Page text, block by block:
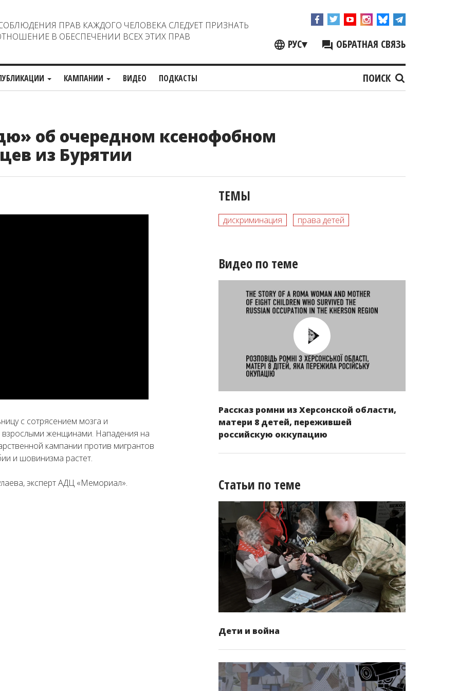
ПРАВ КАЖДОГО ЧЕЛОВЕКА СЛЕДУЕТ ПРИЗНАТЬ
В ОБЕСПЕЧЕНИИ ВСЕХ ЭТИХ ПРАВ
РУС▾ ОБРАТНАЯ СВЯЗЬ
КАМПАНИИ ВИДЕО ПОДКАСТЫ ПОИСК
об очередном ксенофобном
из Бурятии
с сотрясением мозга и
взрослыми женщинами. Нападения на
кампании против мигрантов
и шовинизма растет.
эксперт АДЦ «Мемориал».
ТЕМЫ
дискриминация права детей
Видео по теме
Рассказ ромни из Херсонской области,
матери 8 детей, пережившей
российскую оккупацию
Статьи по теме
Дети и война